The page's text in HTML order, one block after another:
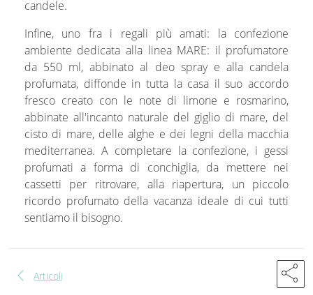
candele.
Infine, uno fra i regali più amati: la confezione
ambiente dedicata alla linea MARE: il profumatore
da 550 ml, abbinato al deo spray e alla candela
profumata, diffonde in tutta la casa il suo accordo
fresco creato con le note di limone e rosmarino,
abbinate all'incanto naturale del giglio di mare, del
cisto di mare, delle alghe e dei legni della macchia
mediterranea. A completare la confezione, i gessi
profumati a forma di conchiglia, da mettere nei
cassetti per ritrovare, alla riapertura, un piccolo
ricordo profumato della vacanza ideale di cui tutti
sentiamo il bisogno.
chevron_left Articoli share